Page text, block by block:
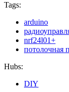
Tags:
arduino
nrf24l01+
потолочная
Hubs:
DIY